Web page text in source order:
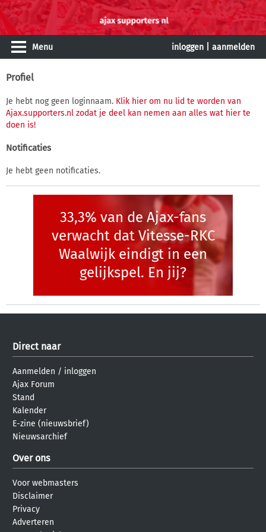
Menu inloggen aanmelden
Profiel
Je hebt nog geen loginnaam. Klik hier om nu lid te worden van
Ajax.supporters.nl zodat je deel kan nemen aan alles wat hier te
doen is!
Notificaties
Je hebt geen notificaties.
33,3% van de Ajax-fans
verwacht dat Vitesse-RKC
Waalwijk eindigt in een
gelijkspel. En jij?
Direct naar
Aanmelden / inloggen
Ajax Forum
Stand
Kalender
E-zine (nieuwsbrief)
Nieuwsarchief
Over ons
Voor webmasters
Disclaimer
Privacy
Adverteren